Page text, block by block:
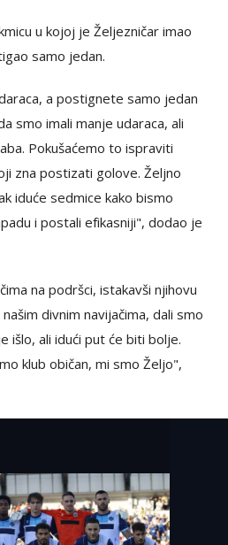
u kojoj je Željezničar imao
samo jedan.
a postignete samo jedan
smo imali manje udaraca, ali
Pokušaćemo to ispraviti
zna postizati golove. Željno
iduće sedmice kako bismo
i postali efikasniji", dodao je
na podršci, istakavši njihovu
divnim navijačima, dali smo
išlo, ali idući put će biti bolje.
klub običan, mi smo Željo",